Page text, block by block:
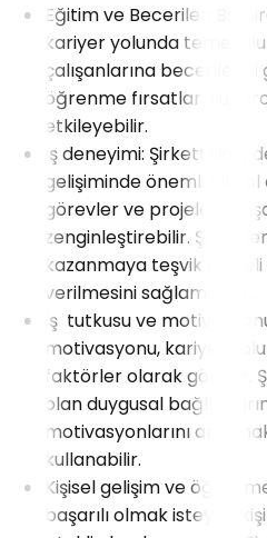
Eğitim ve Beceriler: Bir
kariyer yolunda temel
çalışanlarına
öğrenme fırsatları
etkileyebilir.
İş deneyimi: Şirketteki iş
gelişiminde önemli bir rol
görevler ve projeler
zenginleştirebilir.
kazanmaya teşvik
verilmesini sağlamalıdır.
İş tutkusu ve
motivasyonu, kariyer
faktörler olarak görülür.
olan duygusal
motivasyonlarını
kullanabilir.
Kişisel gelişim ve
başarılı olmak isteyen